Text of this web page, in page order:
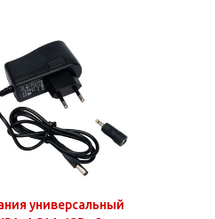
универсальный